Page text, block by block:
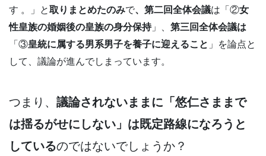
す 。」と取りまとめたのみで、第二回全体会議は「②女
性皇族の婚姻後の皇族の身分保持」、 第三回全体会議は
「③皇統に属する男系男子を養子に迎えること 」を論点と
して、議論が進んでしまっています。
つまり、 議論されないままに「悠仁さままで
は揺るがせにしない」は既定路線になろうと
しているのではないでしょうか？